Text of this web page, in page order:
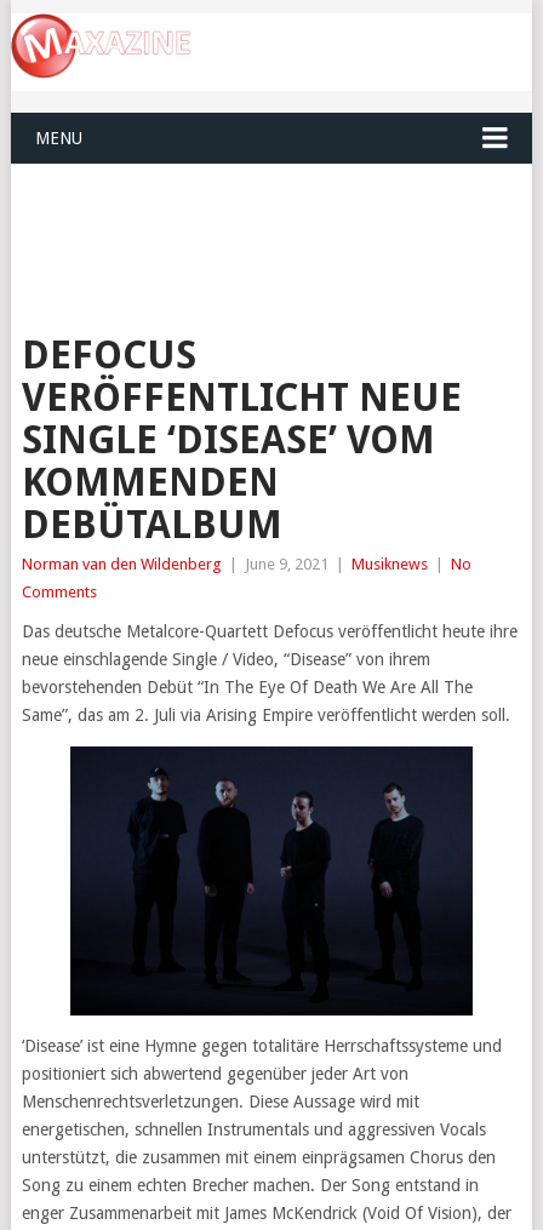
MENU
DEFOCUS
VERÖFFENTLICHT NEUE
SINGLE ‘DISEASE’ VOM
KOMMENDEN
DEBÜTALBUM
Norman van den Wildenberg June 9, 2021 Musiknews
No
Comments
Das deutsche Metalcore-Quartett Defocus veröffentlicht heute ihre
neue einschlagende Single / Video, “Disease” von ihrem
bevorstehenden Debüt “In The Eye Of Death We Are All The
Same”, das am 2. Juli via Arising Empire veröffentlicht werden soll.
‘Disease’ ist eine Hymne gegen totalitäre Herrschaftssysteme und
positioniert sich abwertend gegenüber jeder Art von
Menschenrechtsverletzungen. Diese Aussage wird mit
energetischen, schnellen Instrumentals und aggressiven Vocals
unterstützt, die zusammen mit einem einprägsamen Chorus den
Song zu einem echten Brecher machen. Der Song entstand in
enger Zusammenarbeit mit James McKendrick (Void Of Vision), der